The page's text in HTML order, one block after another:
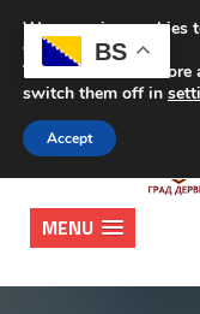
MENU
BS
We are using cookies
website.
You can find out
switch them off in
Accept